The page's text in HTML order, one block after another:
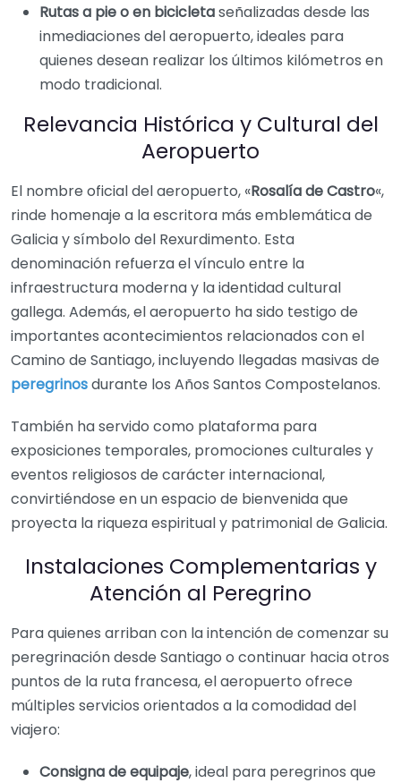
Rutas a pie o en bicicletaseñalizadas desde las
inmediaciones del aeropuerto, ideales para
quienes desean realizar los últimos kilómetros en
modo tradicional.
Relevancia Histórica y Cultural del
Aeropuerto
El nombre oficial del aeropuerto, «Rosalía de Castro«,
rinde homenaje a la escritora más emblemática de
Galicia y símbolo del Rexurdimento. Esta
denominación refuerza el vínculo entre la
infraestructura moderna y la identidad cultural
gallega. Además, el aeropuerto ha sido testigo de
importantes acontecimientos relacionados con el
Camino de Santiago, incluyendo llegadas masivas de
peregrinosdurante los Años Santos Compostelanos.
También ha servido como plataforma para
exposiciones temporales, promociones culturales y
eventos religiosos de carácter internacional,
convirtiéndose en un espacio de bienvenida que
proyecta la riqueza espiritual y patrimonial de Galicia.
Instalaciones Complementarias y
Atención al Peregrino
Para quienes arriban con la intención de comenzar su
peregrinación desde Santiago o continuar hacia otros
puntos de la ruta francesa, el aeropuerto ofrece
múltiples servicios orientados a la comodidad del
viajero:
Consigna de equipaje, ideal para peregrinos que